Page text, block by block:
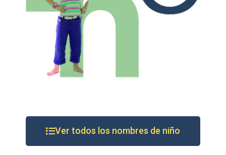
Ver todos los nombres de niño